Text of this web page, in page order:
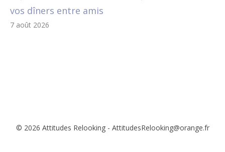
vos dîners entre amis
7 août 2026
© 2026 Attitudes Relooking - AttitudesRelooking@orange.fr